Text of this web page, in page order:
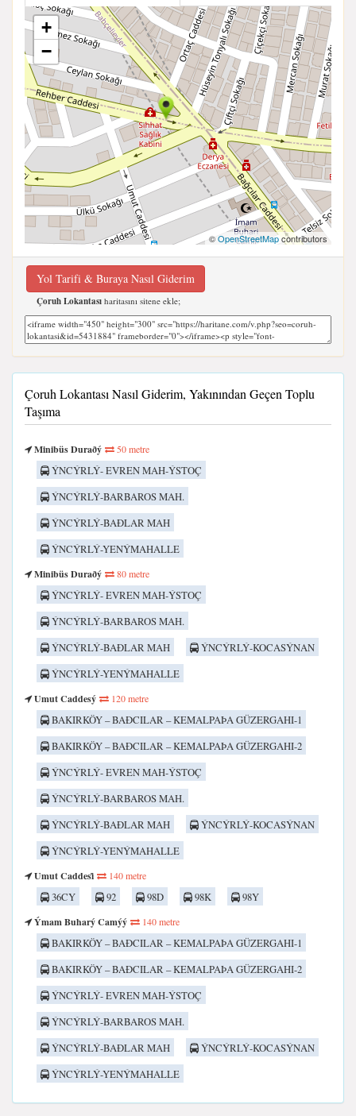
+
−
©OpenStreetMapcontributors
Yol Tarifi & Buraya Nasıl Giderim
Çoruh Lokantası haritasını sitene ekle;
Çoruh Lokantası Nasıl Giderim, Yakınından Geçen Toplu
Taşıma
Minibüs Duraðý 50 metre
ÝNCÝRLÝ- EVREN MAH-ÝSTOÇ
ÝNCÝRLÝ-BARBAROS MAH.
ÝNCÝRLÝ-BAÐLAR MAH
ÝNCÝRLÝ-YENÝMAHALLE
Minibüs Duraðý
80 metre
ÝNCÝRLÝ- EVREN MAH-ÝSTOÇ
ÝNCÝRLÝ-BARBAROS MAH.
ÝNCÝRLÝ-BAÐLAR MAH
ÝNCÝRLÝ-KOCASÝNAN
ÝNCÝRLÝ-YENÝMAHALLE
Umut Caddesý
120 metre
BAKIRKÖY – BAÐCILAR – KEMALPAÞA GÜZERGAHI-1
BAKIRKÖY – BAÐCILAR – KEMALPAÞA GÜZERGAHI-2
ÝNCÝRLÝ- EVREN MAH-ÝSTOÇ
ÝNCÝRLÝ-BARBAROS MAH.
ÝNCÝRLÝ-BAÐLAR MAH
ÝNCÝRLÝ-KOCASÝNAN
ÝNCÝRLÝ-YENÝMAHALLE
Umut Caddesi̇
140 metre
36CY 92 98D 98K
98Y
Ýmam Buharý Camýý
140 metre
BAKIRKÖY – BAÐCILAR – KEMALPAÞA GÜZERGAHI-1
BAKIRKÖY – BAÐCILAR – KEMALPAÞA GÜZERGAHI-2
ÝNCÝRLÝ- EVREN MAH-ÝSTOÇ
ÝNCÝRLÝ-BARBAROS MAH.
ÝNCÝRLÝ-BAÐLAR MAH
ÝNCÝRLÝ-KOCASÝNAN
ÝNCÝRLÝ-YENÝMAHALLE